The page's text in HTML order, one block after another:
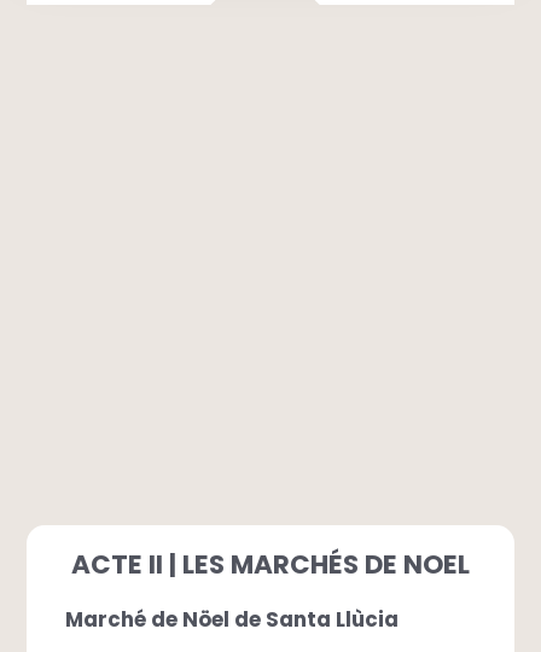
ACTE II | LES MARCHÉS DE NOEL
Marché de Nöel de Santa Llùcia